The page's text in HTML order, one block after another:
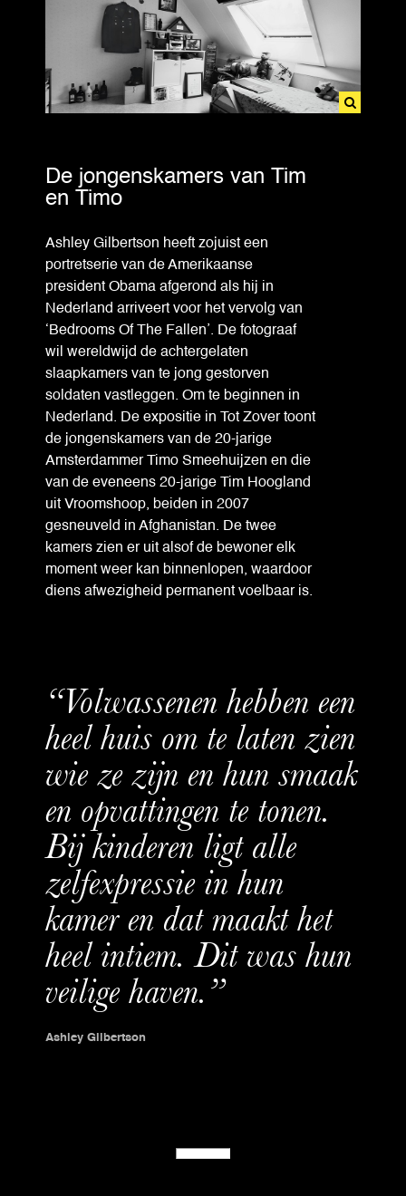
De jongenskamers van Tim
en Timo
Ashley Gilbertson heeft zojuist een
portretserie van de Amerikaanse
president Obama afgerond als hij in
Nederland arriveert voor het vervolg van
‘Bedrooms Of The Fallen’. De fotograaf
wil wereldwijd de achtergelaten
slaapkamers van te jong gestorven
soldaten vastleggen. Om te beginnen in
Nederland. De expositie in Tot Zover toont
de jongenskamers van de 20-jarige
Amsterdammer Timo Smeehuijzen en die
van de eveneens 20-jarige Tim Hoogland
uit Vroomshoop, beiden in 2007
gesneuveld in Afghanistan. De twee
kamers zien er uit alsof de bewoner elk
moment weer kan binnenlopen, waardoor
diens afwezigheid permanent voelbaar is.
“Volwassenen hebben een
heel huis om te laten zien
wie ze zijn en hun smaak
en opvattingen te tonen.
Bij kinderen ligt alle
zelfexpressie in hun
kamer en dat maakt het
heel intiem. Dit was hun
veilige haven.”
Ashley Gilbertson